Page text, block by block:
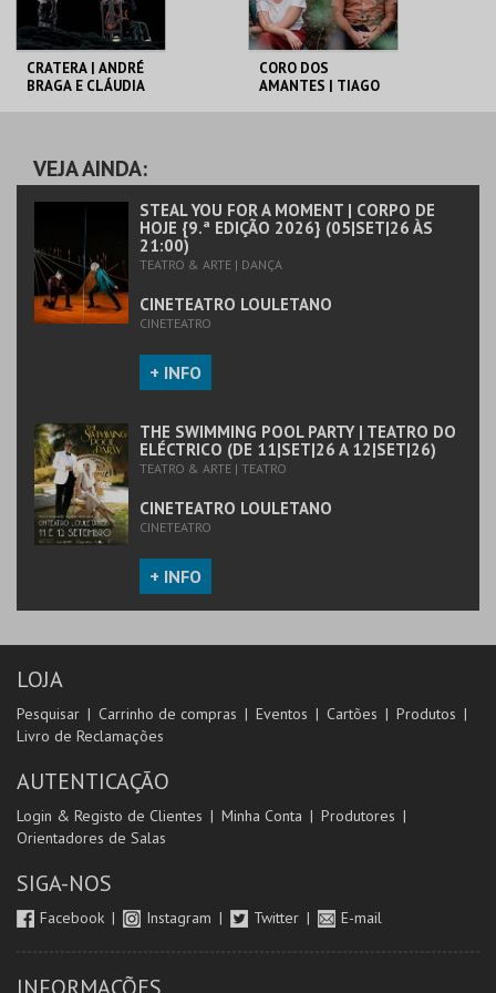
CRATERA | ANDRÉ
BRAGA E CLÁUDIA
LOULETANO
COMPRAR
CORO DOS
AMANTES | TIAGO
MAIS INFO
VEJA AINDA:
STEAL YOU FOR A MOMENT | CORPO DE
HOJE {9.ª EDIÇÃO 2026} (05|SET|26 ÀS
21:00)
TEATRO & ARTE | DANÇA
CINETEATRO LOULETANO
CINETEATRO
+ INFO
THE SWIMMING POOL PARTY | TEATRO DO
ELÉCTRICO (DE 11|SET|26 A 12|SET|26)
TEATRO & ARTE | TEATRO
CINETEATRO LOULETANO
CINETEATRO
+ INFO
LOJA
Pesquisar Carrinho de compras Eventos Cartões
Produtos
Livro de Reclamações
AUTENTICAÇÃO
Login & Registo de Clientes Minha Conta
Produtores
Orientadores de Salas
SIGA-NOS
Facebook Instagram Twitter E-mail